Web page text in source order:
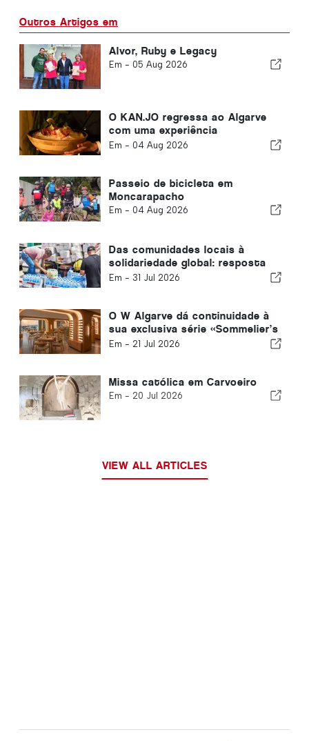
Outros Artigos em
Alvor, Ruby e Legacy
Em - 05 Aug 2026
O KAN.JO regressa ao Algarve
com uma experiência
gastronómica de inspiração
Em - 04 Aug 2026
Passeio de bicicleta em
Moncarapacho
Em - 04 Aug 2026
Das comunidades locais à
solidariedade global: resposta
coletiva após os terramotos na
Em - 31 Jul 2026
O W Algarve dá continuidade à
sua exclusiva série «Sommelier’s
Table» com o Buçaco
Em - 21 Jul 2026
Missa católica em Carvoeiro
Em - 20 Jul 2026
VIEW ALL ARTICLES